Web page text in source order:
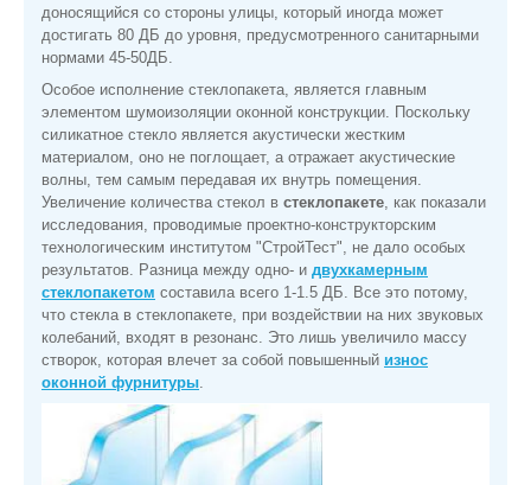
доносящийся со стороны улицы, который иногда может
достигать 80 ДБ до уровня, предусмотренного санитарными
нормами 45-50ДБ.
Особое исполнение стеклопакета, является главным
элементом шумоизоляции оконной конструкции. Поскольку
силикатное стекло является акустически жестким
материалом, оно не поглощает, а отражает акустические
волны, тем самым передавая их внутрь помещения.
Увеличение количества стекол в стеклопакете , как показали
исследования, проводимые проектно-конструкторским
технологическим институтом "СтройТест", не дало особых
результатов. Разница между одно- и двухкамерным
стеклопакетом составила всего 1-1.5 ДБ. Все это потому,
что стекла в стеклопакете, при воздействии на них звуковых
колебаний, входят в резонанс. Это лишь увеличило массу
створок, которая влечет за собой повышенный износ
оконной фурнитуры